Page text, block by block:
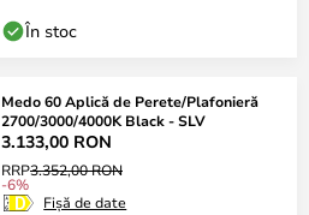
În stoc
Medo 60 Aplică de Perete/Plafonieră
2700/3000/4000K Black - SLV
3.133,00 RON
RRP3.352,00 RON
-6%
Fișă de date